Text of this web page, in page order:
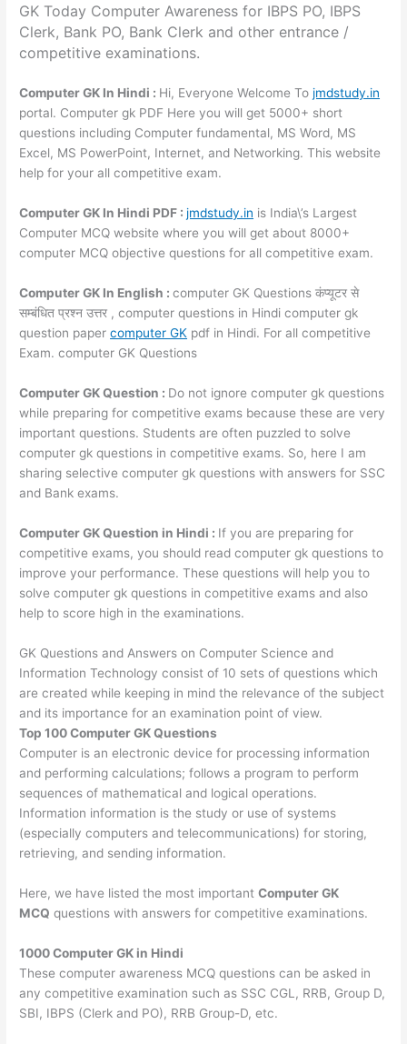
GK Today Computer Awareness for IBPS PO, IBPS
Clerk, Bank PO, Bank Clerk and other entrance /
competitive examinations.
Computer GK In Hindi : Hi, Everyone Welcome Tojmdstudy.in
portal. Computer gk PDF Here you will get 5000+ short
questions including Computer fundamental, MS Word, MS
Excel, MS PowerPoint, Internet, and Networking. This website
help for your all competitive exam.
Computer GK In Hindi PDF :jmdstudy.in is India\’s Largest
Computer MCQ website where you will get about 8000+
computer MCQ objective questions for all competitive exam.
Computer GK In English :computer GK Questions कंप्यूटर से
सम्बंधित प्रश्न उत्तर , computer questions in Hindi computer gk
question papercomputer GK pdf in Hindi. For all competitive
Exam. computer GK Questions
Computer GK Question : Do not ignore computer gk questions
while preparing for competitive exams because these are very
important questions. Students are often puzzled to solve
computer gk questions in competitive exams. So, here I am
sharing selective computer gk questions with answers for SSC
and Bank exams.
Computer GK Question in Hindi : If you are preparing for
competitive exams, you should read computer gk questions to
improve your performance. These questions will help you to
solve computer gk questions in competitive exams and also
help to score high in the examinations.
GK Questions and Answers on Computer Science and
Information Technology consist of 10 sets of questions which
are created while keeping in mind the relevance of the subject
and its importance for an examination point of view.
Top 100 Computer GK Questions
Computer is an electronic device for processing information
and performing calculations; follows a program to perform
sequences of mathematical and logical operations.
Information information is the study or use of systems
(especially computers and telecommunications) for storing,
retrieving, and sending information.
Here, we have listed the most importantComputer GK
MCQ questions with answers for competitive examinations.
1000 Computer GK in Hindi
These computer awareness MCQ questions can be asked in
any competitive examination such as SSC CGL, RRB, Group D,
SBI, IBPS (Clerk and PO), RRB Group-D, etc.